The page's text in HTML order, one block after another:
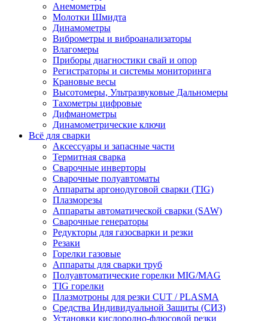
Анемометры
Молотки Шмидта
Динамометры
Виброметры и виброанализаторы
Влагомеры
Приборы диагностики свай и опор
Регистраторы и системы мониторинга
Крановые весы
Высотомеры, Ультразвуковые Дальномеры
Тахометры цифровые
Дифманометры
Динамометрические ключи
Всё для сварки
Аксессуары и запасные части
Термитная сварка
Сварочные инверторы
Сварочные полуавтоматы
Аппараты аргонодуговой сварки (TIG)
Плазморезы
Аппараты автоматической сварки (SAW)
Сварочные генераторы
Редукторы для газосварки и резки
Резаки
Горелки газовые
Аппараты для сварки труб
Полуавтоматические горелки MIG/MAG
TIG горелки
Плазмотроны для резки CUT / PLASMA
Средства Индивидуальной Защиты (СИЗ)
Установки кислородно-флюсовой резки